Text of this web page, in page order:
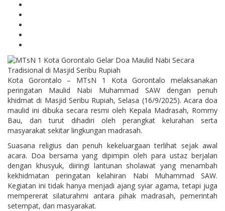
Kota Gorontalo – MTsN 1 Kota Gorontalo melaksanakan
peringatan Maulid Nabi Muhammad SAW dengan penuh
khidmat di Masjid Seribu Rupiah, Selasa (16/9/2025). Acara doa
maulid ini dibuka secara resmi oleh Kepala Madrasah, Rommy
Bau, dan turut dihadiri oleh perangkat kelurahan serta
masyarakat sekitar lingkungan madrasah.
Suasana religius dan penuh kekeluargaan terlihat sejak awal
acara. Doa bersama yang dipimpin oleh para ustaz berjalan
dengan khusyuk, diiringi lantunan sholawat yang menambah
kekhidmatan peringatan kelahiran Nabi Muhammad SAW.
Kegiatan ini tidak hanya menjadi ajang syiar agama, tetapi juga
mempererat silaturahmi antara pihak madrasah, pemerintah
setempat, dan masyarakat.